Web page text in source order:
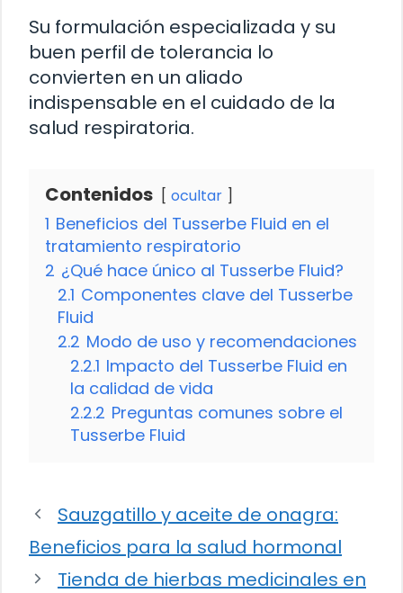
Su formulación especializada y su
buen perfil de tolerancia lo
convierten en un aliado
indispensable en el cuidado de la
salud respiratoria.
Contenidos ocultar
1 Beneficios del Tusserbe Fluid en el
tratamiento respiratorio
2 ¿Qué hace único al Tusserbe Fluid?
2.1 Componentes clave del Tusserbe
Fluid
2.2 Modo de uso y recomendaciones
2.2.1 Impacto del Tusserbe Fluid en
la calidad de vida
2.2.2 Preguntas comunes sobre el
Tusserbe Fluid
Sauzgatillo y aceite de onagra:
Beneficios para la salud hormonal
Tienda de hierbas medicinales en